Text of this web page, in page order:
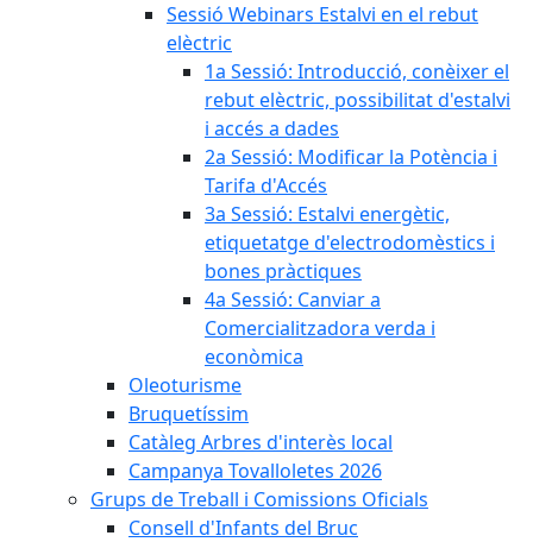
Sessió Webinars Estalvi en el rebut
elèctric
1a Sessió: Introducció, conèixer el
rebut elèctric, possibilitat d'estalvi
i accés a dades
2a Sessió: Modificar la Potència i
Tarifa d'Accés
3a Sessió: Estalvi energètic,
etiquetatge d'electrodomèstics i
bones pràctiques
4a Sessió: Canviar a
Comercialitzadora verda i
econòmica
Oleoturisme
Bruquetíssim
Catàleg Arbres d'interès local
Campanya Tovalloletes 2026
Grups de Treball i Comissions Oficials
Consell d'Infants del Bruc